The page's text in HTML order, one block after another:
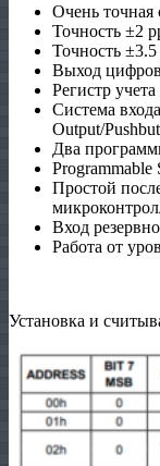
Очень точная
Точность ±2
Точность ±3.5
Выход
Регистр
Система
Output/
Два
Programmable
Простой
Вход
Работа от
Установка и